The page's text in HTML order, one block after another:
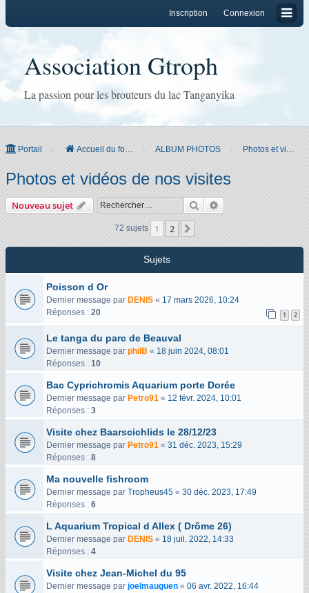
Connexion
Inscription
Association Gtroph
La passion pour les brouteurs du lac Tanganyika
Portail Accueil du forum ALBUM PHOTOS Photos et vidéos de nos visites
Photos et vidéos de nos visites
Nouveau sujet Rechercher
72 sujets 1 2
Sujets
Poisson d Or
Dernier message par DENIS « 17 mars 2026, 10:24
Réponses : 20 1 2
Le tanga du parc de Beauval
Dernier message par philB « 18 juin 2024, 08:01
Réponses : 10
Bac Cyprichromis Aquarium porte Dorée
Dernier message par Petro91 « 12 févr. 2024, 10:01
Réponses : 3
Visite chez Baarscichlids le 28/12/23
Dernier message par Petro91 « 31 déc. 2023, 15:29
Réponses : 8
Ma nouvelle fishroom
Dernier message par Tropheus45 « 30 déc. 2023, 17:49
Réponses : 6
L Aquarium Tropical d Allex ( Drôme 26)
Dernier message par DENIS « 18 juil. 2022, 14:33
Réponses : 4
Visite chez Jean-Michel du 95
Dernier message par joelmauguen « 06 avr. 2022, 16:44